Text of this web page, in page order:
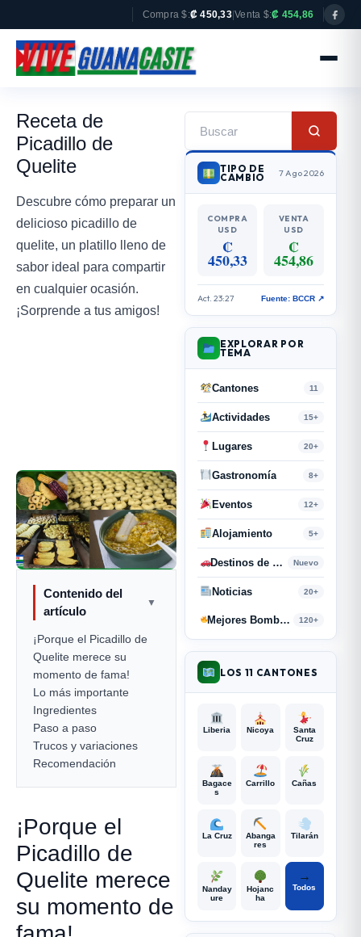
Compra $:₡ 450,33| Venta $:₡ 454,86
Receta de
Picadillo de
Quelite
Descubre cómo preparar un
delicioso picadillo de
quelite, un platillo lleno de
sabor ideal para compartir
en cualquier ocasión.
¡Sorprende a tus amigos!
Contenido del
artículo
▼
¡Porque el Picadillo de
Quelite merece su
momento de fama!
Lo más importante
Ingredientes
Paso a paso
Trucos y variaciones
Recomendación
¡Porque el
Picadillo de
Quelite merece
su momento de
TIPO DE
CAMBIO 7 Ago 2026
COMPRA
USD
₡
450,33
VENTA
USD
₡
454,86
Act. 23:27 Fuente: BCCR ↗
EXPLORAR POR
TEMA
Cantones 11
Actividades 15+
Lugares 20+
Gastronomía 8+
Eventos 12+
Alojamiento 5+
Destinos de Paso Nuevo
Noticias 20+
Mejores Bombas y Retahílas 120+
LOS 11 CANTONES
Liberia Nicoya
Santa
Cruz
Bagace
s
Carrillo Cañas
La Cruz
Abanga
res
Tilarán
Nanday
ure
Hojanc
ha
→
Todos